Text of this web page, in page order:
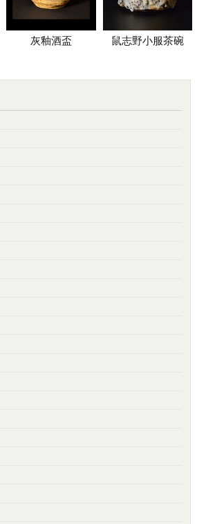
灰釉酒盃 鼠志野小服茶碗